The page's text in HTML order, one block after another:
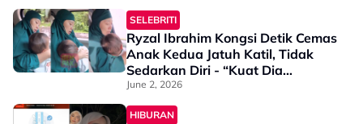
SELEBRITI
Ryzal Ibrahim Kongsi Detik Cemas
Anak Kedua Jatuh Katil, Tidak
Sedarkan Diri - “Kuat Dia
Menangis, Lepas Tu Diam & Tutup
Mata…”
June 2, 2026
HIBURAN